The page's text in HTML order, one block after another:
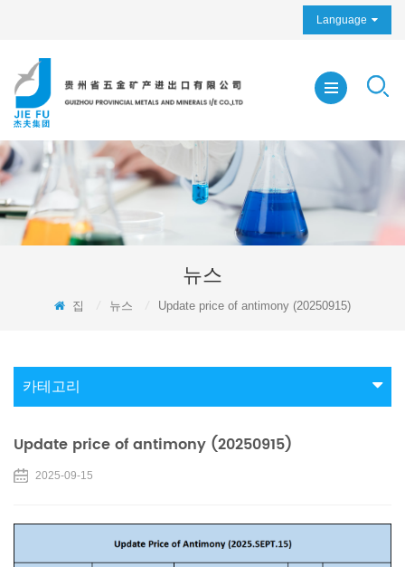
Language
뉴스
집 뉴스 Update price of antimony (20250915)
카테고리
Update price of antimony (20250915)
2025-09-15